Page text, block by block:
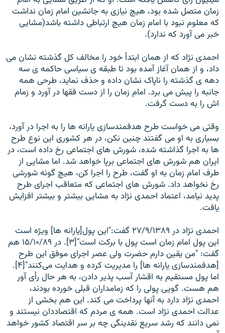
زمان متصل شده بود، هيچ نيازی به جانشين امام زمان نداشت
که معلوم نبود با امام زمان هيچ ارتباطی داشته باشد(مشايی
خبر می آورد که ندارد).
احمدی نژاد که از همان ابتدأ خود را مخالف کل گذشته نشان می
داد، و از همان آغاز آمده بود تا طبقه ی سياسی حاکمه ی سه
دهه ی گذشته را ناپاک نشان داده و حذف نمايد، طرحی همه
جانبه را پيش می برد. امام زمان را از دست فقها در آورد و زمام
اش را به دست گرفت.
وقتی می خواست طرح هدفمندسازی يارانه ها را به اجرا در آورد،
بسياری به او می گفتند چنين نکن، در هر کشوری اين نوع طرح
ها به اجرا گذاشته شده، شورش های اجتماعی رخ داده است، در
ايران هم شورش های اجتماعی برپا خواهد شد. اما مشايی از
طرف امام زمان به او گفت، طرح را اجرا کن، هيچ گونه شورشی
رخ نخواهد داد. شورش های اجتماعی که متعاقب اجرای طرح
پديد نيامد، اعتماد احمدی نژاد به مشايی بيشتر و بيشتر افزايش
يافت.
احمدی نژاد در ۲۷/۹/۱۳۸۹ گفت:"اين پول[يارانه ها] ويژه است
اين پول امام زمان است پول با برکت است"[۳]. در ۱۵/۱۰/۸۹ هم
گفت: "من يقين دارم حضرت ولی عصر اجرای موفق اين طرح
[هدفمندسازی يارانه ها] را مديريت کرده و هدايت می‌کنند"[۴].
اما پول مستقيم به اقشار آسب پذير دادن، به هر حال رأی آور
هم هست. گويی پولی را که زمامداران قبلی خورده بودند،
احمدی نژاد دارد به آنها پرداخت می کند. اين هم بخشی از
عدالت احمدی نژاد است. همه ی مردم که اقتصاددان نيستند و
نمی دانند که رشد سريع نقدينگی چه بر سر اقتصاد کشور خواهد